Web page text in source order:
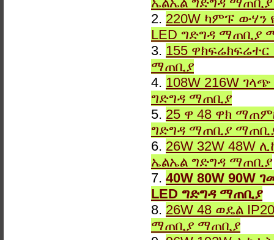
2. 220W ካምፑ ውሃን
LED ግድግዳ ማጠቢያ
3. 155 ዋክፍሬክፍሬተር
ማጠቢያ
4. 108W 216W
ግድግዳ ማጠቢያ
5. 25 ዋ 48 ዋክ
ግድግዳ ማጠቢያ
6. 26W 32W 48W
ኤልኤል ግድግዳ ማጠቢያ
7. 40W 80W 90W
LED ግድግዳ ማጠቢያ
8. 26W 48 ወዴል
ማጠቢያ ማጠቢያ